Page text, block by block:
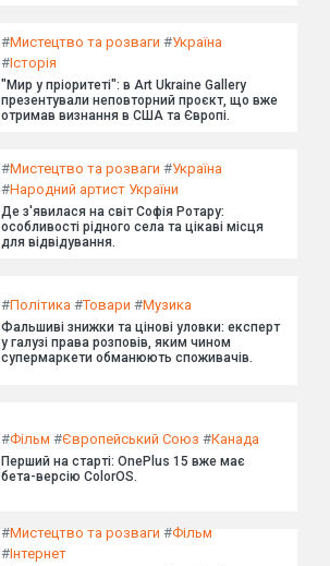
#Мистецтво та розваги #Україна
#Історія
"Мир у пріоритеті": в Art Ukraine Gallery
презентували неповторний проєкт, що вже
отримав визнання в США та Європі.
#Мистецтво та розваги #Україна
#Народний артист України
Де з'явилася на світ Софія Ротару:
особливості рідного села та цікаві місця
для відвідування.
#Політика #Товари #Музика
Фальшиві знижки та цінові уловки: експерт
у галузі права розповів, яким чином
супермаркети обманюють споживачів.
#Фільм #Європейський Союз #Канада
Перший на старті: OnePlus 15 вже має
бета-версію ColorOS.
#Мистецтво та розваги #Фільм
#Інтернет